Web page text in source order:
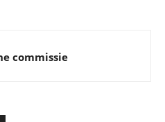
commissie